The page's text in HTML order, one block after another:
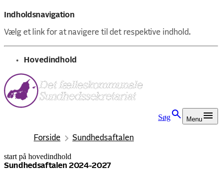
Indholdsnavigation
Vælg et link for at navigere til det respektive indhold.
gå til
Hovedindhold
Søg Menu
Forside Sundhedsaftalen
start på hovedindhold
Sundhedsaftalen 2024-2027
senest opdateret 18. marts 2026